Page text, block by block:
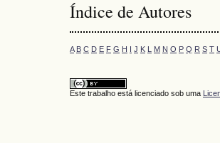
Índice de Autores
A B C D E F G H I J K L M N O P Q R S T
Este trabalho está licenciado sob uma